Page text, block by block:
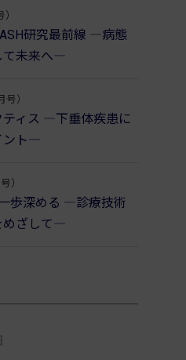
研究最前線 ―病態
て未来へ―
号）
ティス ―下垂体疾患に
ント―
）
歩深める ―診療技術
めざして―